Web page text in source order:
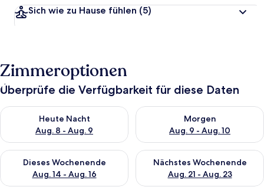
Sich wie zu Hause fühlen (5)
Zimmeroptionen
Überprüfe die Verfügbarkeit für diese Daten
Heute Nacht
Aug. 8 - Aug. 9
Überprüfe die Verfügbarkeit für heute Nacht, Aug. 8 - Aug. 9.
Morgen
Aug. 9 - Aug. 10
Überprüfe die Verfügbarkeit
Dieses Wochenende
Aug. 14 - Aug. 16
Überprüfe die Verfügbarkeit für dieses Wochenende, Aug. 14
Nächstes Wochenende
Aug. 21 - Aug. 23
Überprüfe die Verfügbarkeit